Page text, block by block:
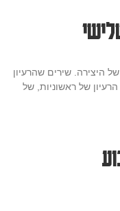
היצירה. שירים שהרעיון
של ראשוניות, של